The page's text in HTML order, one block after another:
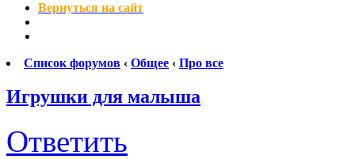
Вернуться на сайт
Список форумов ‹ Общее ‹ Про все
Игрушки для малыша
Ответить